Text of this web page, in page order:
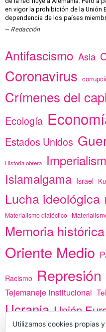
en vigor la prohibición de la Unión
dependencia de los países
Redacción
Antifascismo Asia
Coronavirus
Crímenes del
Ecología
Estados Unidos
Historia obrera
Islamalgama Israel
Lucha ideológica
Materialismo dialéctico
Memoria histórica
Oriente Medio
Racismo Represión
Tejemaneje institucional
Ucrania Unión
vacunas África
Utilizamos cookies propias